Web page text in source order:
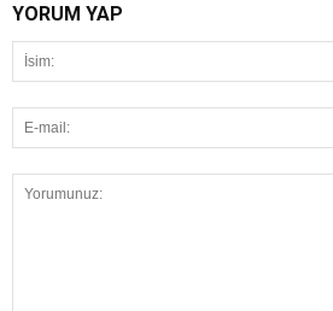
YORUM YAP